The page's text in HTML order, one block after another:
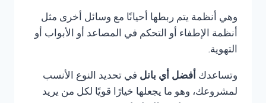
وهي أنظمة يتم ربطها أحيانًا مع وسائل أخرى مثل
أنظمة الإطفاء أو التحكم في المصاعد أو الأبواب أو
التهوية.
وتساعدك أفضل أي بانل في تحديد النوع الأنسب
لمشروعك، وهو ما يجعلها خيارًا قويًا لكل من يريد